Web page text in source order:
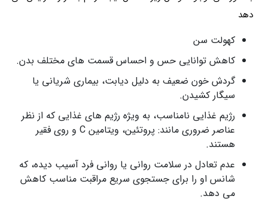
دهد
کهولت سن
کاهش توانایی حس و احساس قسمت های مختلف بدن.
گردش خون ضعیف به دلیل دیابت، بیماری شریانی یا
سیگار کشیدن.
رژیم غذایی نامناسب، به ویژه رژیم های غذایی که از نظر
عناصر ضروری مانند: پروتئین، ویتامین C و روی فقیر
هستند.
عدم تعادل در سلامت روانی یا روانی فرد آسیب دیده، که
شانس او ​​را برای جستجوی سریع مراقبت مناسب کاهش
می دهد.